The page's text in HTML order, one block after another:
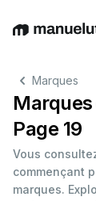
English
Marques
Page 19
Vous
commençant
marques.